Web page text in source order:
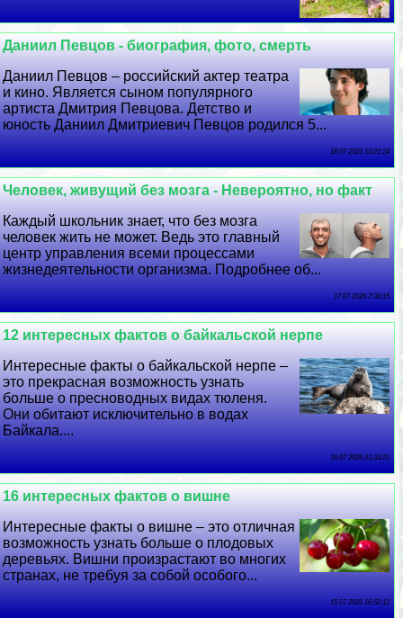
Даниил Певцов - биография, фото, cмepть
Даниил Певцов – российский актер театра
и кино. Является сыном популярного
артиста Дмитрия Певцова. Детство и
юность Даниил Дмитриевич Певцов родился 5...
18 07 2026 10:21:24
Человек, живущий без мозга - Невероятно, но факт
Каждый школьник знает, что без мозга
человек жить не может. Ведь это главный
центр управления всеми процессами
жизнедеятельности организма. Подробнее об...
17 07 2026 7:39:15
12 интересных фактов о байкальской нерпе
Интересные факты о байкальской нерпе –
это прекрасная возможность узнать
больше о пресноводных видах тюленя.
Они обитают исключительно в водах
Байкала....
16 07 2026 21:33:21
16 интересных фактов о вишне
Интересные факты о вишне – это отличная
возможность узнать больше о плодовых
деревьях. Вишни произрастают во многих
странах, не требуя за собой особого...
15 07 2026 16:52:12